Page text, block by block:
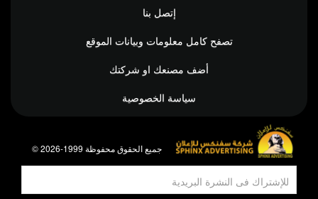
إتصل بنا
تصفح كامل معلومات وبيانات الموقع
أضف مصنعك او شركتك
سياسة الخصوصية
© جميع الحقوق محفوظة 1999-2026